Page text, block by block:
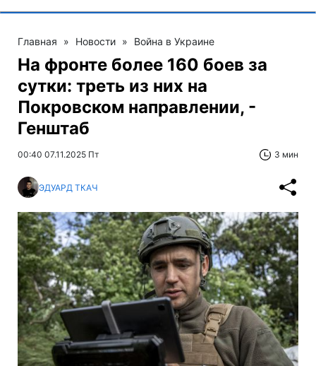
Главная » Новости » Война в Украине
На фронте более 160 боев за
сутки: треть из них на
Покровском направлении, -
Генштаб
00:40 07.11.2025 Пт 3 мин
ЭДУАРД ТКАЧ